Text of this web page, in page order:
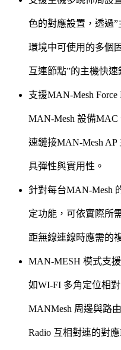
色的對應設置，透過”
環境中可使用的多個
互連節點”的主機快速
支援MAN-Mesh
MAN-Mesh 設備
速鏈接MAN-Mesh AP
具彈性與實用性。
針對每台MAN-Mesh
定功能，可依實際所
距無線連線時應需的
MAN-MESH 模式支
如WI-FI 多角定位相
MANMesh 周邊與路
Radio 互相對連的對